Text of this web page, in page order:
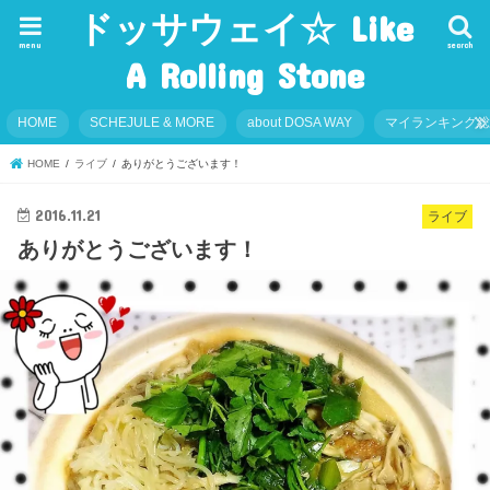
ドッサウェイ☆ Like
A Rolling Stone
search
menu
HOME SCHEJULE & MORE about DOSA WAY マイランキング
HOME ライブ ありがとうございます！
ライブ
2016.11.21
ありがとうございます！